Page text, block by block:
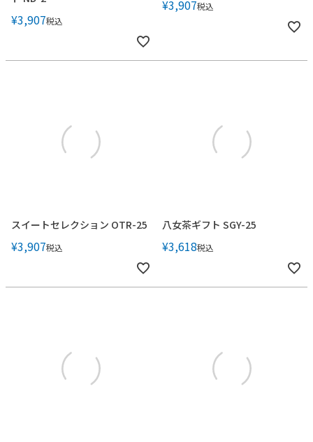
¥3,907税込
¥3,907税込
スイートセレクション OTR-25
¥3,907税込
八女茶ギフト SGY-25
¥3,618税込